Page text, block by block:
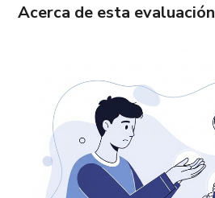
Acerca de esta evaluación